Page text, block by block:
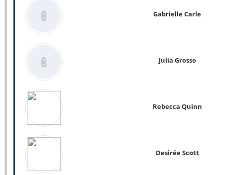
Gabrielle Carle
Julia Grosso
Rebecca Quinn
Desirée Scott